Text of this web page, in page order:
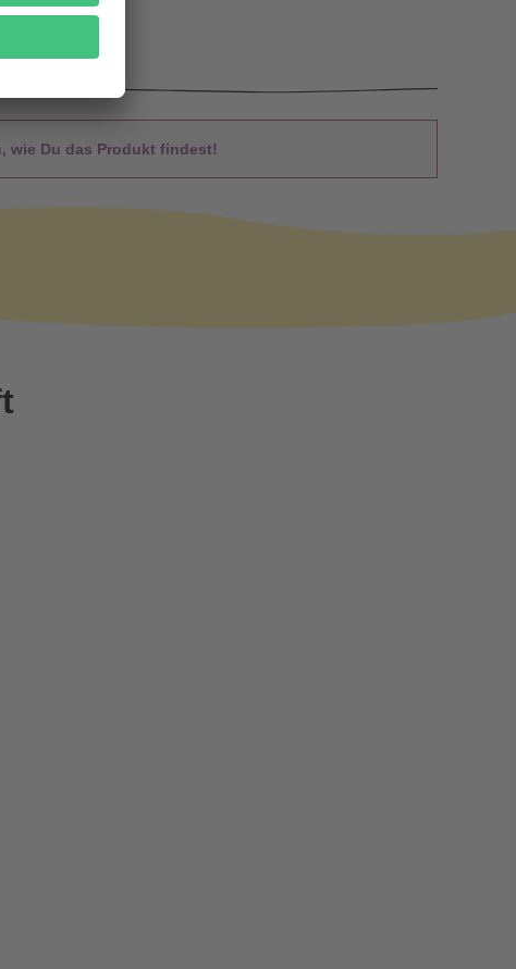
wie Du das Produkt findest!